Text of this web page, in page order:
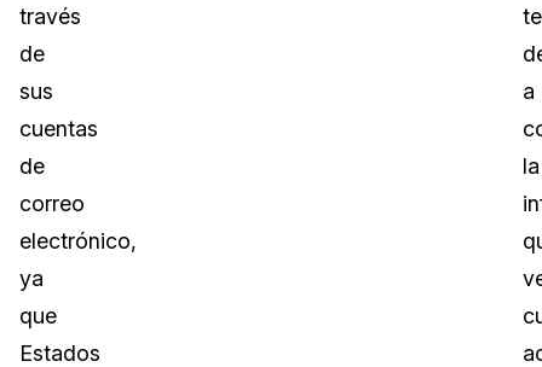
través
de
sus
cuentas
de
correo
electrónico,
ya
que
Estados
a
la